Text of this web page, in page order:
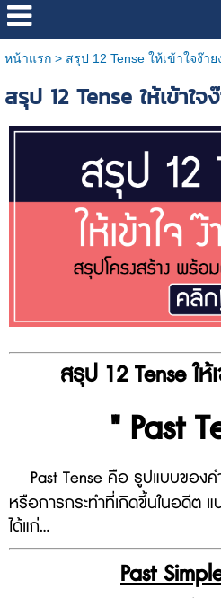
หน้าแรก> สรุป 12 Tense ให้เข้าใจง๊าย
สรุป 12 Tense ให้เข้าใจ
สรุป 12 Tense ให้
" Past
Past Tense คือ รูปแบบของ
หรือการกระทำที่เกิดขึ้นในอดีต
ได้แก่...
Past